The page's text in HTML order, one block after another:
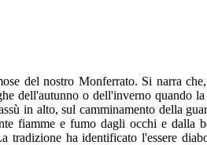
del nostro Monferrato. Si narra
dell'autunno o dell'inverno quando
in alto, sul camminamento della
fiamme e fumo dagli occhi e dalla
tradizione ha identificato l'essere